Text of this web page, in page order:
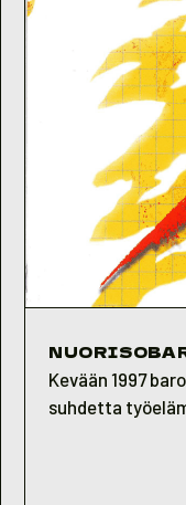
Kevään 1997
suhdetta